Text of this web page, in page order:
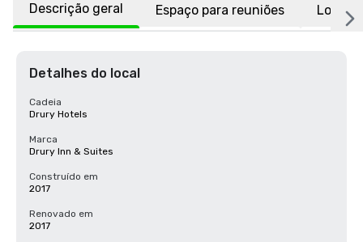
Descrição geral Espaço para reuniões
Detalhes do local
Cadeia
Drury Hotels
Marca
Drury Inn & Suites
Construído em
2017
Renovado em
2017